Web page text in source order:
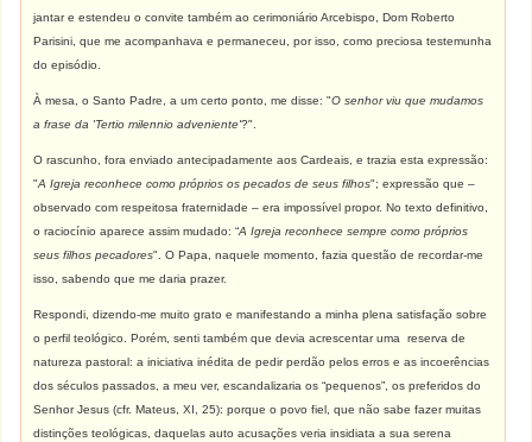
jantar e estendeu o convite também ao cerimoniário Arcebispo, Dom Roberto
Parisini, que me acompanhava e permaneceu, por isso, como preciosa testemunha
do episódio.
À mesa, o Santo Padre, a um certo ponto, me disse: "O senhor viu que mudamos
a frase da 'Tertio milennio adveniente'?".
O rascunho, fora enviado antecipadamente aos Cardeais, e trazia esta expressão:
"A Igreja reconhece como próprios os pecados de seus filhos"; expressão que –
observado com respeitosa fraternidade – era impossível propor. No texto definitivo,
o raciocínio aparece assim mudado: “A Igreja reconhece sempre como próprios
seus filhos pecadores". O Papa, naquele momento, fazia questão de recordar-me
isso, sabendo que me daria prazer.
Respondi, dizendo-me muito grato e manifestando a minha plena satisfação sobre
o perfil teológico. Porém, senti também que devia acrescentar uma reserva de
natureza pastoral: a iniciativa inédita de pedir perdão pelos erros e as incoerências
dos séculos passados, a meu ver, escandalizaria os “pequenos”, os preferidos do
Senhor Jesus (cfr. Mateus, XI, 25): porque o povo fiel, que não sabe fazer muitas
distinções teológicas, daquelas auto acusações veria insidiata a sua serena